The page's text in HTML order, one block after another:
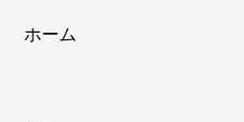
ホーム